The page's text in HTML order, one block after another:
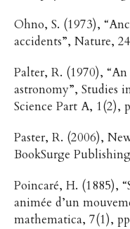
Ohno, S. (1973),
accidents”, Nature,
Palter, R. (1970),
astronomy”, Studies
Science Part A, 1(2),
Paster, R. (2006),
BookSurge
Poincaré, H. (1885),
animée d’un
mathematica, 7(1),